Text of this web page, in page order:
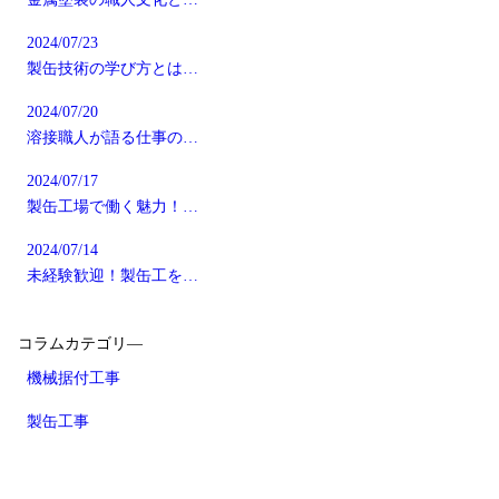
2024/07/23
製缶技術の学び方とは…
2024/07/20
溶接職人が語る仕事の…
2024/07/17
製缶工場で働く魅力！…
2024/07/14
未経験歓迎！製缶工を…
コラムカテゴリ―
機械据付工事
製缶工事